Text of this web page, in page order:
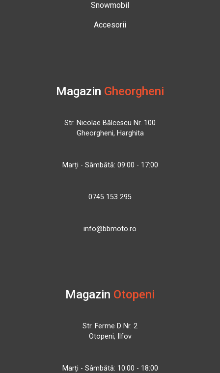
Snowmobil
Accesorii
Magazin Gheorgheni
Str. Nicolae Bălcescu Nr. 100
Gheorgheni, Harghita
Marți - Sâmbătă: 09:00 - 17:00
0745 153 295
info@bbmoto.ro
Magazin Otopeni
Str. Ferme D Nr. 2
Otopeni, Ilfov
Marți - Sâmbătă: 10:00 - 18:00